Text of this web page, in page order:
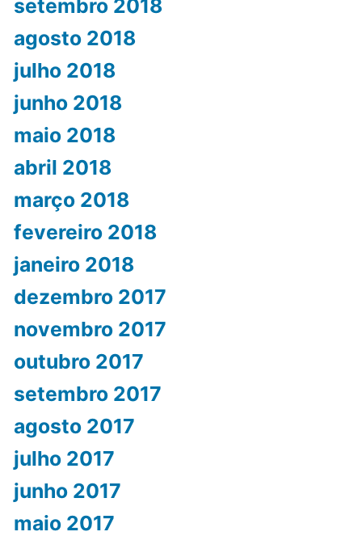
setembro 2018
agosto 2018
julho 2018
junho 2018
maio 2018
abril 2018
março 2018
fevereiro 2018
janeiro 2018
dezembro 2017
novembro 2017
outubro 2017
setembro 2017
agosto 2017
julho 2017
junho 2017
maio 2017